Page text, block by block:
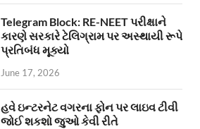
Telegram Block: RE-NEET પરીક્ષાને
કારણે સરકારે ટેલિગ્રામ પર અસ્થાયી રૂપે
પ્રતિબંધ મૂક્યો
June 17, 2026
હવે ઇન્ટરનેટ વગરના ફોન પર લાઇવ ટીવી
જોઈ શકશો જુઓ કેવી રીતે